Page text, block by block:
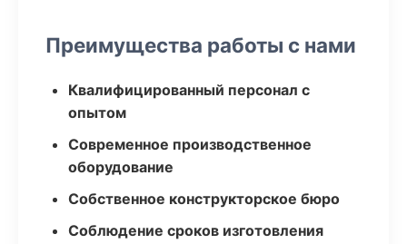
Преимущества работы с нами
Квалифицированный персонал с
опытом
Современное производственное
оборудование
Собственное конструкторское бюро
Соблюдение сроков изготовления